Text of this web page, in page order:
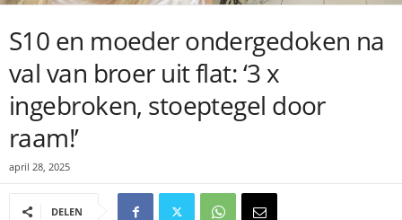
S10 en moeder ondergedoken na
val van broer uit flat: ‘3 x
ingebroken, stoeptegel door
raam!’
april 28, 2025
DELEN